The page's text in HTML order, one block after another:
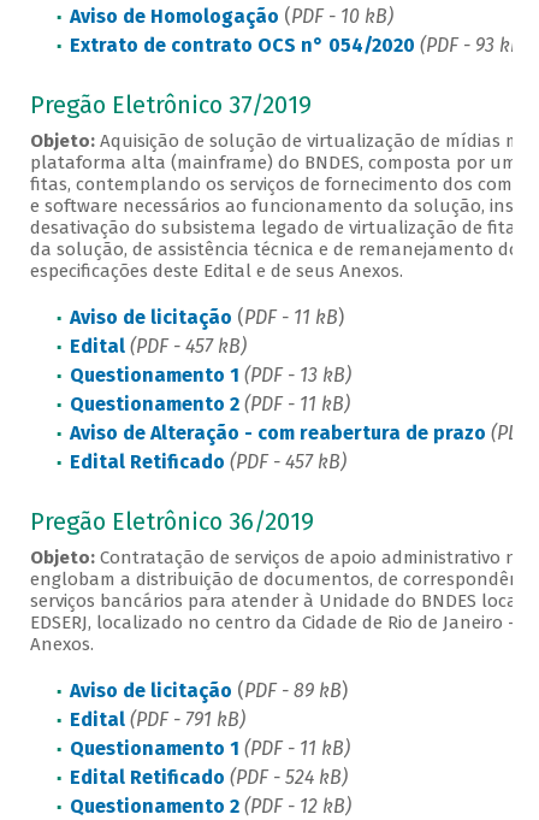
Aviso de Homologação (PDF - 10 kB)
Extrato de contrato OCS n° 054/2020 (PDF - 93 kB)
Pregão Eletrônico 37/2019
Objeto: Aquisição de solução de virtualização de mídias
plataforma alta (mainframe) do BNDES, composta por um
fitas, contemplando os serviços de fornecimento dos
e software necessários ao funcionamento da solução,
desativação do subsistema legado de virtualização de
da solução, de assistência técnica e de remanejamento do
especificações deste Edital e de seus Anexos.
Aviso de licitação (PDF - 11 kB)
Edital(PDF - 457 kB)
Questionamento 1 (PDF - 13 kB)
Questionamento 2(PDF - 11 kB)
Aviso de Alteração - com reabertura de prazo (PDF
Edital Retificado (PDF - 457 kB)
Pregão Eletrônico 36/2019
Objeto: Contratação de serviços de apoio administrativo
englobam a distribuição de documentos, de
serviços bancários para atender à Unidade do BNDES
EDSERJ, localizado no centro da Cidade de Rio de Janeiro –
Anexos.
Aviso de licitação (PDF - 89 kB)
Edital(PDF - 791 kB)
Questionamento 1 (PDF - 11 kB)
Edital Retificado (PDF - 524 kB)
Questionamento 2(PDF - 12 kB)